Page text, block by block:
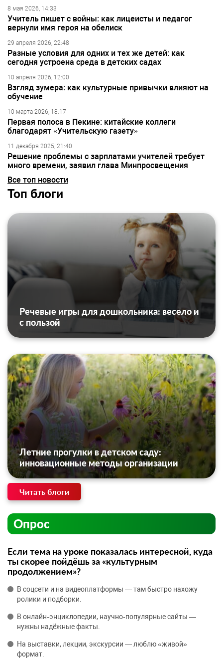
8 мая 2026, 14:33
Учитель пишет с войны: как лицеисты и педагог
вернули имя героя на обелиск
29 апреля 2026, 22:48
Разные условия для одних и тех же детей: как
сегодня устроена среда в детских садах
10 апреля 2026, 12:00
Взгляд зумера: как культурные привычки влияют на
обучение
10 марта 2026, 18:17
Первая полоса в Пекине: китайские коллеги
благодарят «Учительскую газету»
11 декабря 2025, 21:40
Решение проблемы с зарплатами учителей требует
много времени, заявил глава Минпросвещения
Все топ новости
Топ блоги
Речевые игры для дошкольника: весело и
с пользой
Летние прогулки в детском саду:
инновационные методы организации
Читать блоги
Опрос
Если тема на уроке показалась интересной, куда
ты скорее пойдёшь за «культурным
продолжением»?
В соцсети и на видеоплатформы — там быстро нахожу
ролики и подборки.
В онлайн‑энциклопедии, научно‑популярные сайты —
нужны надёжные факты.
На выставки, лекции, экскурсии — люблю «живой»
формат.